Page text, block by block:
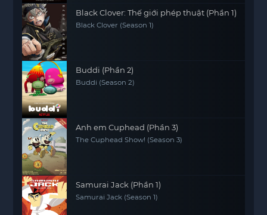
Black Clover: Thế giới phép thuật (Phần 1)
Black Clover (Season 1)
Buddi (Phần 2)
Buddi (Season 2)
Anh em Cuphead (Phần 3)
The Cuphead Show! (Season 3)
Samurai Jack (Phần 1)
Samurai Jack (Season 1)